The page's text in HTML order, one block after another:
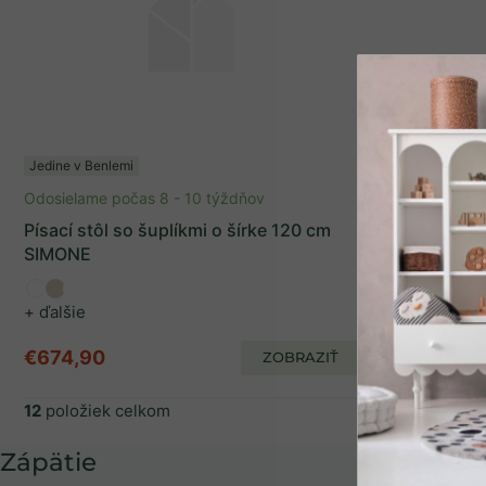
Jedine v Benlemi
Písací stôl so šuplíkmi o šírke 120 cm
SIMONE
+ ďalšie
Odosielame počas 8 - 10 týždňov
€674,90 ZOBRAZIŤ
Jedine v Benlemi
Písací stôl
SIMONE
+ ďalšie
Odosielame
€806,90
12 položiek celkom
Zápätie
SPÄŤ DO